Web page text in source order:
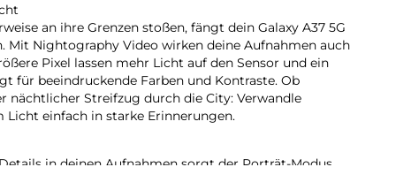
an ihre Grenzen stoßen, fängt dein Galaxy A37 5G
Mit Nightography Video wirken deine Aufnahmen auch
Pixel lassen mehr Licht auf den Sensor und ein
für beeindruckende Farben und Kontraste. Ob
nächtlicher Streifzug durch die City: Verwandle
Licht einfach in starke Erinnerungen.
in deinen Aufnahmen sorgt der Porträt-Modus.
automatisch Elemente wie Hauttöne, Haare,